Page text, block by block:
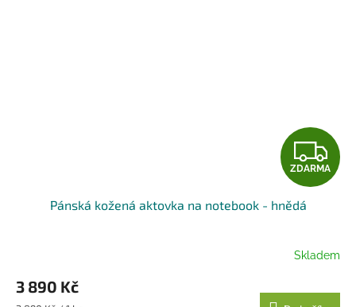
Z
D
R
M
ZDARMA
Pánská kožená aktovka na notebook - hnědá
Skladem
3 890 Kč